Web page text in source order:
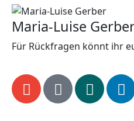
Maria-Luise
Für Rückfragen könnt ihr